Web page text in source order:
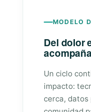
MODELO
Del dolor
Un ciclo
impacto:
cerca, datos